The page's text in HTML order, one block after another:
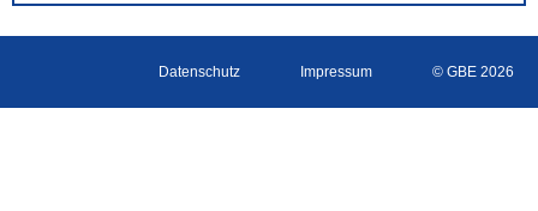
Datenschutz Impressum © GBE 2026